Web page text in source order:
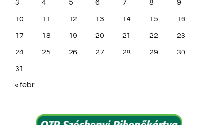
3 4 5 6 7 8 9
10 11 12 13 14 15 16
17 18 19 20 21 22 23
24 25 26 27 28 29 30
31
« febr